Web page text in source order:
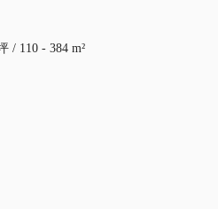
/ 110 - 384 m²